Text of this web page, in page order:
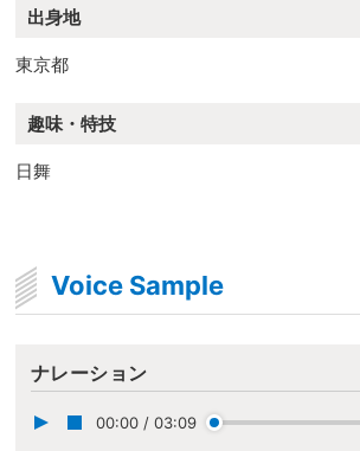
出身地
東京都
趣味・特技
日舞
Voice Sample
ナレーション
00:00 / 03:09